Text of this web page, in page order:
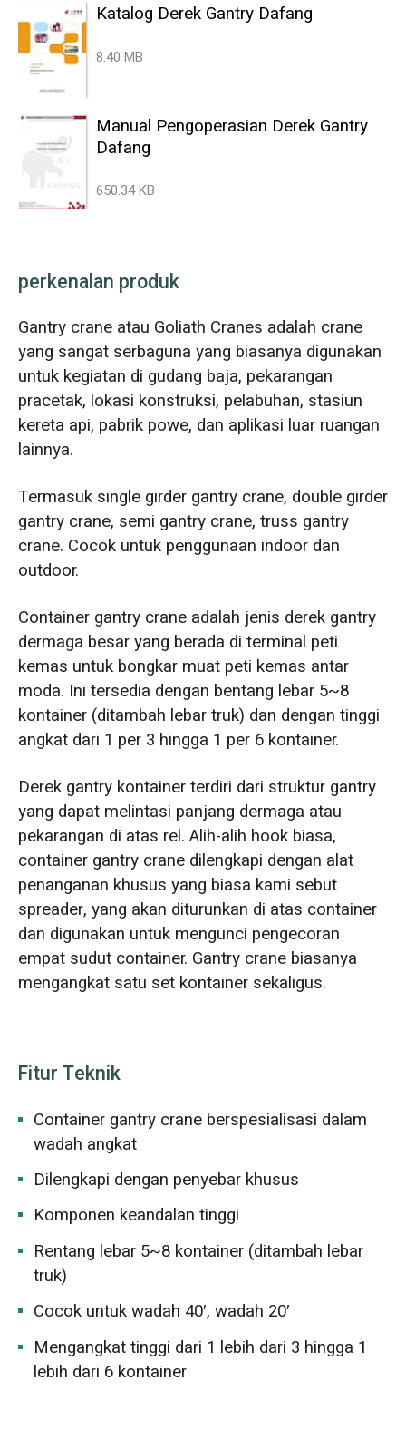
Katalog Derek Gantry Dafang
8.40 MB
Manual Pengoperasian Derek Gantry
Dafang
650.34 KB
perkenalan produk
Gantry crane atau Goliath Cranes adalah crane
yang sangat serbaguna yang biasanya digunakan
untuk kegiatan di gudang baja, pekarangan
pracetak, lokasi konstruksi, pelabuhan, stasiun
kereta api, pabrik powe, dan aplikasi luar ruangan
lainnya.
Termasuk single girder gantry crane, double girder
gantry crane, semi gantry crane, truss gantry
crane. Cocok untuk penggunaan indoor dan
outdoor.
Container gantry crane adalah jenis derek gantry
dermaga besar yang berada di terminal peti
kemas untuk bongkar muat peti kemas antar
moda. Ini tersedia dengan bentang lebar 5~8
kontainer (ditambah lebar truk) dan dengan tinggi
angkat dari 1 per 3 hingga 1 per 6 kontainer.
Derek gantry kontainer terdiri dari struktur gantry
yang dapat melintasi panjang dermaga atau
pekarangan di atas rel. Alih-alih hook biasa,
container gantry crane dilengkapi dengan alat
penanganan khusus yang biasa kami sebut
spreader, yang akan diturunkan di atas container
dan digunakan untuk mengunci pengecoran
empat sudut container. Gantry crane biasanya
mengangkat satu set kontainer sekaligus.
Fitur Teknik
Container gantry crane berspesialisasi dalam
wadah angkat
Dilengkapi dengan penyebar khusus
Komponen keandalan tinggi
Rentang lebar 5~8 kontainer (ditambah lebar
truk)
Cocok untuk wadah 40′, wadah 20′
Mengangkat tinggi dari 1 lebih dari 3 hingga 1
lebih dari 6 kontainer